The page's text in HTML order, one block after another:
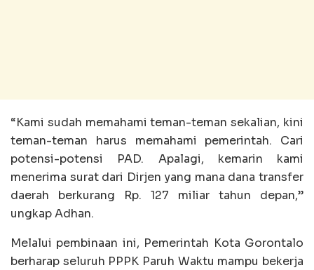
“Kami sudah memahami teman-teman sekalian, kini
teman-teman harus memahami pemerintah. Cari
potensi-potensi PAD. Apalagi, kemarin kami
menerima surat dari Dirjen yang mana dana transfer
daerah berkurang Rp. 127 miliar tahun depan,”
ungkap Adhan.
Melalui pembinaan ini, Pemerintah Kota Gorontalo
berharap seluruh PPPK Paruh Waktu mampu bekerja